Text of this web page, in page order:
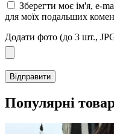
Зберегти моє ім'я, e-
для моїх подальших
Додати фото (до 3 шт.,
Популярні